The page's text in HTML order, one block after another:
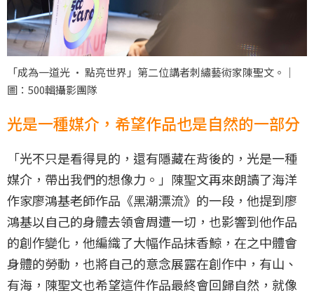
「成為一道光 · 點亮世界」第二位講者刺繡藝術家陳聖文。｜
圖：500輯攝影團隊
光是一種媒介，希望作品也是自然的一部分
「光不只是看得見的，還有隱藏在背後的，光是一種
媒介，帶出我們的想像力。」陳聖文再來朗讀了海洋
作家廖鴻基老師作品《黑潮漂流》的一段，他提到廖
鴻基以自己的身體去領會周遭一切，也影響到他作品
的創作變化，他編織了大幅作品抹香鯨，在之中體會
身體的勞動，也將自己的意念展露在創作中，有山、
有海，陳聖文也希望這件作品最終會回歸自然，就像